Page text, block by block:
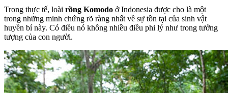
Trong thực tế, loài rồng Komodo ở Indonesia được cho là một
trong những minh chứng rõ ràng nhất về sự tồn tại của sinh vật
huyền bí này. Có điều nó không nhiều điều phi lý như trong tưởng
tượng của con người.